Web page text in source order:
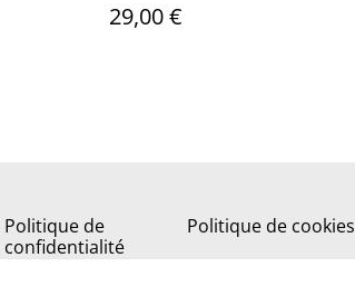
29,00 €
Politique de
confidentialité
Politique de cookies